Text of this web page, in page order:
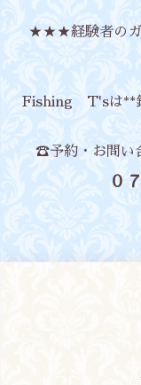
★★★経験者のガ
Fishing T'sは**
☎予約・お問い
０７０